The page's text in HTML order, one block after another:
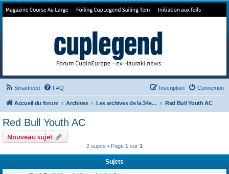
Forum de Cup In Europe
Smartfeed FAQ Connexion
Inscription
Accueil du forum Archives Les archives de la 34e America's Cup Red Bull Youth AC
Red Bull Youth AC
Nouveau sujet
2 sujets • Page 1 sur 1
Sujets